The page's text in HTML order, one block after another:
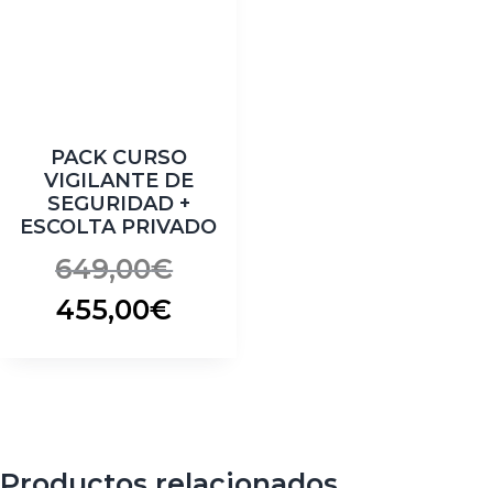
PACK CURSO
VIGILANTE DE
SEGURIDAD +
ESCOLTA PRIVADO
649,00€
455,00€